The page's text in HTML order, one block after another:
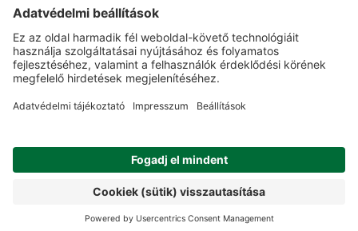
Grube Kft. © 2009 - 2026. Minden jog fenntartva. All rights
reserved.
Tervezte és készítette:
Vision-Software, az Octopus 8 ERP
forgalmazója.